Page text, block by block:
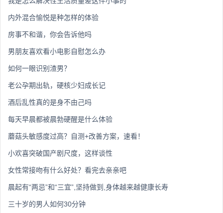
内外混合愉悦是种怎样的体验
房事不和谐，你会告诉他吗
男朋友喜欢看小电影自慰怎么办
如何一眼识别渣男？
老公孕期出轨，硬核少妇成长记
酒后乱性真的是身不由己吗
每天早晨都被晨勃硬醒是什么体验
蘑菇头敏感度过高？自测+改善方案，速看！
小欢喜突破国产剧尺度，这样谈性
女性常接吻有什么好处？看完去亲亲吧
晨起有“两忌”和“三宜”,坚持做到,身体越来越健康长寿
三十岁的男人如何30分钟